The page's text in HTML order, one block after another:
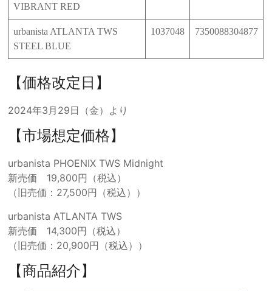
VIBRANT RED
urbanista ATLANTA TWS
STEEL BLUE
1037048 7350088304877
【価格改定日】
2024年3月29日（金）より
【市場想定価格】
urbanista PHOENIX TWS Midnight
新売価 19,800円（税込）
（旧売価：27,500円（税込））
urbanista ATLANTA TWS
新売価 14,300円（税込）
（旧売価：20,900円（税込））
【商品紹介】